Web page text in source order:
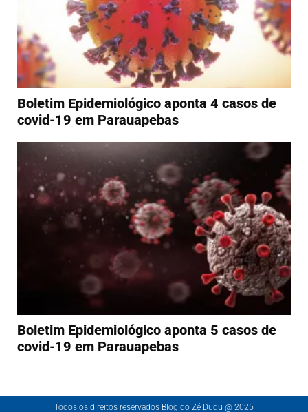
Boletim Epidemiológico aponta 4 casos de
covid-19 em Parauapebas
Boletim Epidemiológico aponta 5 casos de
covid-19 em Parauapebas
Todos os direitos reservados Blog do Zé Dudu @ 2025